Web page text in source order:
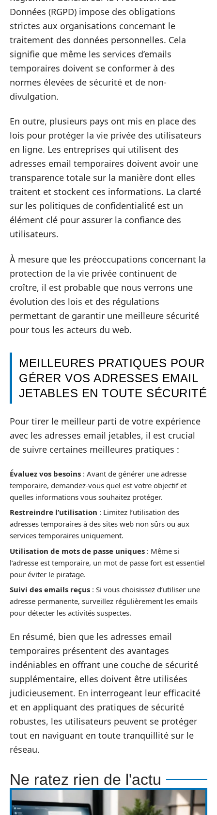
Données (RGPD) impose des obligations
strictes aux organisations concernant le
traitement des données personnelles. Cela
signifie que même les services d’emails
temporaires doivent se conformer à des
normes élevées de sécurité et de non-
divulgation.
En outre, plusieurs pays ont mis en place des
lois pour protéger la vie privée des utilisateurs
en ligne. Les entreprises qui utilisent des
adresses email temporaires doivent avoir une
transparence totale sur la manière dont elles
traitent et stockent ces informations. La clarté
sur les politiques de confidentialité est un
élément clé pour assurer la confiance des
utilisateurs.
À mesure que les préoccupations concernant la
protection de la vie privée continuent de
croître, il est probable que nous verrons une
évolution des lois et des régulations
permettant de garantir une meilleure sécurité
pour tous les acteurs du web.
MEILLEURES PRATIQUES POUR
GÉRER VOS ADRESSES EMAIL
JETABLES EN TOUTE SÉCURITÉ
Pour tirer le meilleur parti de votre expérience
avec les adresses email jetables, il est crucial
de suivre certaines meilleures pratiques :
Évaluez vos besoins : Avant de générer une adresse
temporaire, demandez-vous quel est votre objectif et
quelles informations vous souhaitez protéger.
Restreindre l’utilisation : Limitez l’utilisation des
adresses temporaires à des sites web non sûrs ou aux
services temporaires uniquement.
Utilisation de mots de passe uniques : Même si
l’adresse est temporaire, un mot de passe fort est essentiel
pour éviter le piratage.
Suivi des emails reçus : Si vous choisissez d’utiliser une
adresse permanente, surveillez régulièrement les emails
pour détecter les activités suspectes.
En résumé, bien que les adresses email
temporaires présentent des avantages
indéniables en offrant une couche de sécurité
supplémentaire, elles doivent être utilisées
judicieusement. En interrogeant leur efficacité
et en appliquant des pratiques de sécurité
robustes, les utilisateurs peuvent se protéger
tout en naviguant en toute tranquillité sur le
réseau.
Ne ratez rien de l'actu